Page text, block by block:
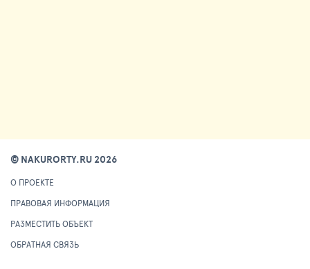
© NAKURORTY.RU 2026
О ПРОЕКТЕ
ПРАВОВАЯ ИНФОРМАЦИЯ
РАЗМЕСТИТЬ ОБЪЕКТ
ОБРАТНАЯ СВЯЗЬ